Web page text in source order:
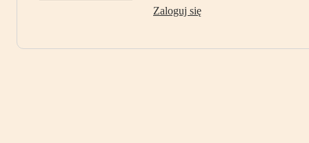
Zaloguj się